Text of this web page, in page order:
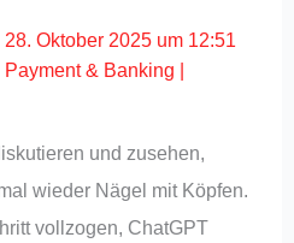
28. Oktober 2025 um 12:51
Payment & Banking
und zusehen,
wieder Nägel mit Köpfen.
vollzogen, ChatGPT